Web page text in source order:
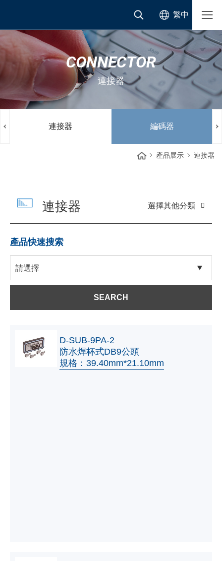
繁中
CONNECTOR
連接器
連接器 編碼器
產品展示 連接器
選擇其他分類
連接器
產品快速搜索
SEARCH
D-SUB-9PA-2
防水焊杯式DB9公頭
規格：39.40mm*21.10mm